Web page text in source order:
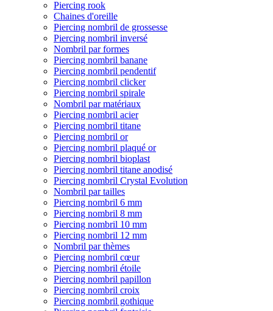
Piercing rook
Chaines d'oreille
Piercing nombril de grossesse
Piercing nombril inversé
Nombril par formes
Piercing nombril banane
Piercing nombril pendentif
Piercing nombril clicker
Piercing nombril spirale
Nombril par matériaux
Piercing nombril acier
Piercing nombril titane
Piercing nombril or
Piercing nombril plaqué or
Piercing nombril bioplast
Piercing nombril titane anodisé
Piercing nombril Crystal Evolution
Nombril par tailles
Piercing nombril 6 mm
Piercing nombril 8 mm
Piercing nombril 10 mm
Piercing nombril 12 mm
Nombril par thèmes
Piercing nombril cœur
Piercing nombril étoile
Piercing nombril papillon
Piercing nombril croix
Piercing nombril gothique